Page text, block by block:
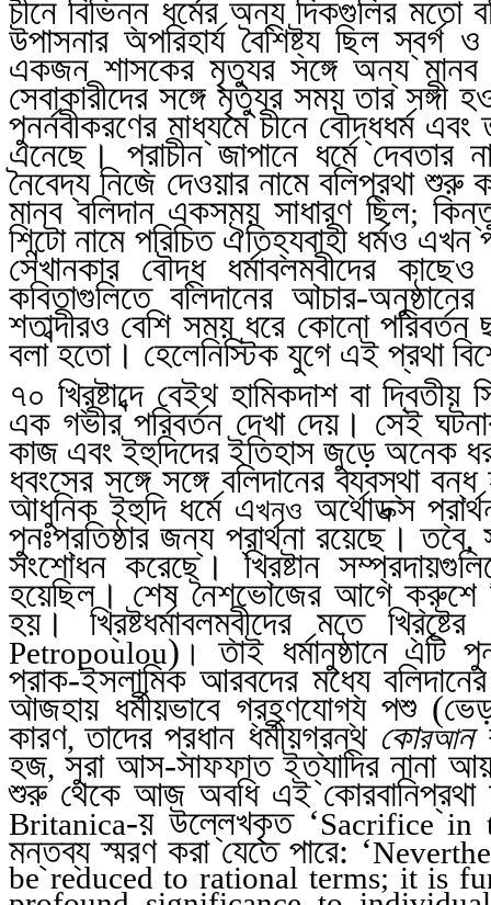
চীনে বিভিন্ন ধর্মের অন্য দিকগুলির মতো
উপাসনার অপরিহার্য বৈশিষ্ট্য ছিল
একজন শাসকের মৃত্যুর সঙ্গে অন্য মানব
সেবাকারীদের সঙ্গে মৃত্যুর সময় তার
পুনর্নবীকরণের মাধ্যমে চীনে বৌদ্ধধর্ম
এনেছে। প্রাচীন জাপানে ধর্মে
নৈবেদ্য নিজে দেওয়ার নামে বলিপ্রথা
মানব বলিদান একসময় সাধারণ ছিল;
শিন্টো নামে পরিচিত ঐতিহ্যবাহী ধর্মও
সেখানকার বৌদ্ধ ধর্মাবলম্বীদের
কবিতাগুলিতে বলিদানের আচার-
শতাব্দীরও বেশি সময় ধরে কোনো
বলা হতো। হেলেনিস্টিক যুগে এই প্রথা
৭০ খ্রিষ্টাব্দে বেইথ হামিকদাশ বা
এক গভীর পরিবর্তন দেখা দেয়। সেই
কাজ এবং ইহুদিদের ইতিহাস জুড়ে অনেক
ধ্বংসের সঙ্গে সঙ্গে বলিদানের ব্যবস্থা
আধুনিক ইহুদি ধর্মে এখনও অর্থোডক্স
পুনঃপ্রতিষ্ঠার জন্য প্রার্থনা রয়েছে। তবে,
সংশোধন করেছে। খ্রিষ্টান
হয়েছিল। শেষ নৈশভোজের আগে ক্রুশে
হয়। খ্রিষ্টধর্মাবলম্বীদের মতে
Petropoulou) । তাই ধর্মানুষ্ঠানে
প্রাক-ইসলামিক আরবদের মধ্যে
আজহায় ধর্মীয়ভাবে গ্রহণযোগ্য পশু
কারণ,তাদের প্রধান ধর্মীয়গ্রন্থ কোরআন
হজ,সুরা আস-সাফফাত ইত্যাদির নানা
শুরু থেকে আজ অবধি এই কোরবানিপ্রথা
Britanica-য় উল্লেখকৃত ‘Sacrifice in
মন্তব্য স্মরণ করা যেতে পারে: ‘
be reduced to rational terms; it is